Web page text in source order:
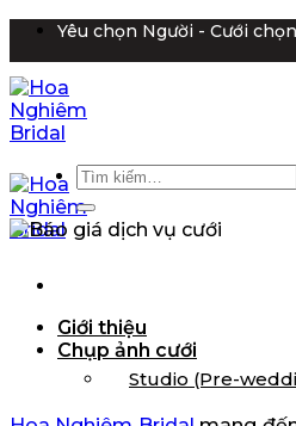
nội
dung
Yêu chọn Người - Cưới
Giới thiệu
Chụp ảnh cưới
Studio (Pre-
Tìm
kiếm: